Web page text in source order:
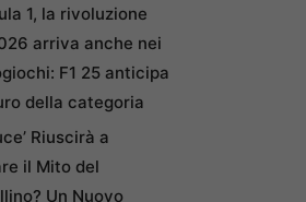
1, la rivoluzione
arriva anche nei
F1 25 anticipa
della categoria
Riuscirà a
il Mito del
Un Nuovo